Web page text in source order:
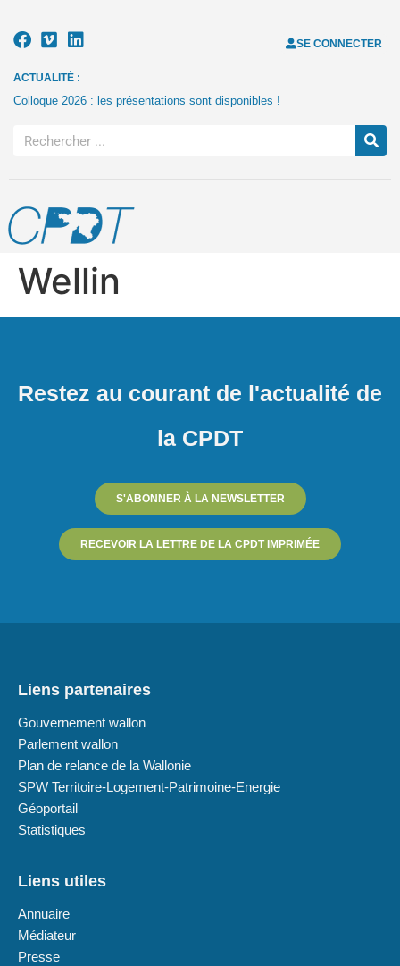
SE CONNECTER
ACTUALITÉ :
Colloque 2026 : les présentations sont disponibles !
Wellin
Restez au courant de l'actualité de
la CPDT
S'ABONNER À LA NEWSLETTER
RECEVOIR LA LETTRE DE LA CPDT IMPRIMÉE
Liens partenaires
Gouvernement wallon
Parlement wallon
Plan de relance de la Wallonie
SPW Territoire-Logement-Patrimoine-Energie
Géoportail
Statistiques
Liens utiles
Annuaire
Médiateur
Presse